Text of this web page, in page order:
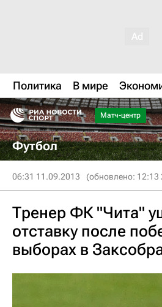
Политика В мире
Матч-центр
Футбол
06:31 11.09.2013 (обновлено: 12:13
Тренер ФК "Чита"
отставку после
выборах в